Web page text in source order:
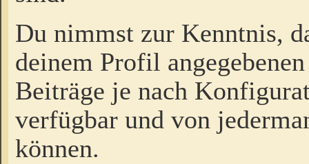
Du nimmst zur Kenntnis,
deinem Profil
Beiträge je nach
verfügbar und von
können.